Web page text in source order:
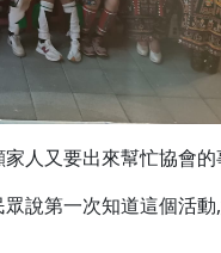
人又要出來幫忙協會
說第一次知道這個活